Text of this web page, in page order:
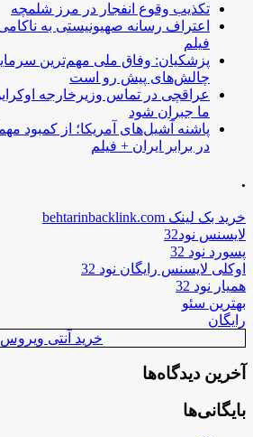
تکذیب وقوع انفجار در مرز شلمچه
اعتراف رسانه صهیونیستی به
فیلم
پزشکیان: وفاق ملی مهم‌ترین
چالش‌های پیش رو است
عراقچی در تماس وزیرخارجه
ما جبران شود
پاشنه آشیل‌های آمریکا؛ از کمبود
در برابر ایران + فیلم
.
خرید بک لینک behtarinbacklink.com
لایسنس نود32
پسورد نود 32
اوکلی لایسنس رایگان نود 32
همیار نود 32
بهترین سئو
رایگان
خرید آنتی ویروس
آخرین دیدگاه‌ها
بایگانی‌ها